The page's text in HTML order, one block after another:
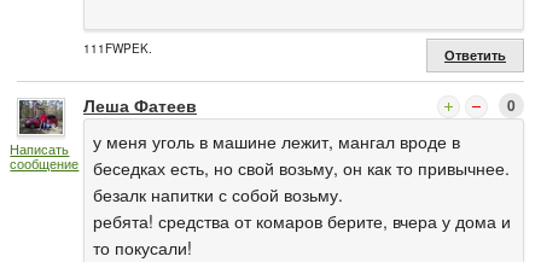
111FWPEK. Ответить
Написать
сообщение
Леша Фатеев 0
у меня уголь в машине лежит, мангал вроде в
беседках есть, но свой возьму, он как то привычнее.
безалк напитки с собой возьму.
ребята! средства от комаров берите, вчера у дома и
то покусали!